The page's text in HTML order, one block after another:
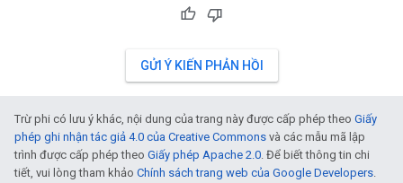
GỬI Ý KIẾN PHẢN HỒI
Trừ phi có lưu ý khác, nội dung của trang này được cấp phép theo Giấy
phép ghi nhận tác giả 4.0 của Creative Commons và các mẫu mã lập
trình được cấp phép theo Giấy phép Apache 2.0. Để biết thông tin chi
tiết, vui lòng tham khảo Chính sách trang web của Google Developers.